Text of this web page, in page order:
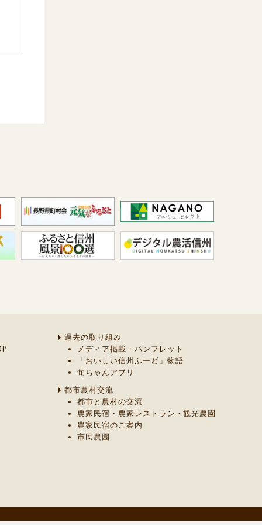
過去の取り組み
メディア掲載・パンフレット
「おいしい信州ふーど」物語
旬ちゃんアプリ
都市農村交流
都市と農村の交流
農家民宿・農家レストラン・観光農園
農家民宿のご案内
市民農園